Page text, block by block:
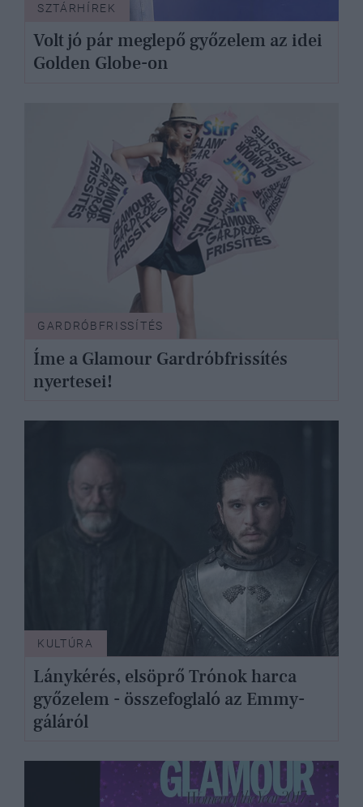
SZTÁRHÍREK
Volt jó pár meglepő győzelem az idei
Golden Globe-on
GARDRÓBFRISSÍTÉS
Íme a Glamour Gardróbfrissítés
nyertesei!
KULTÚRA
Lánykérés, elsöprő Trónok harca
győzelem - összefoglaló az Emmy-
gáláról